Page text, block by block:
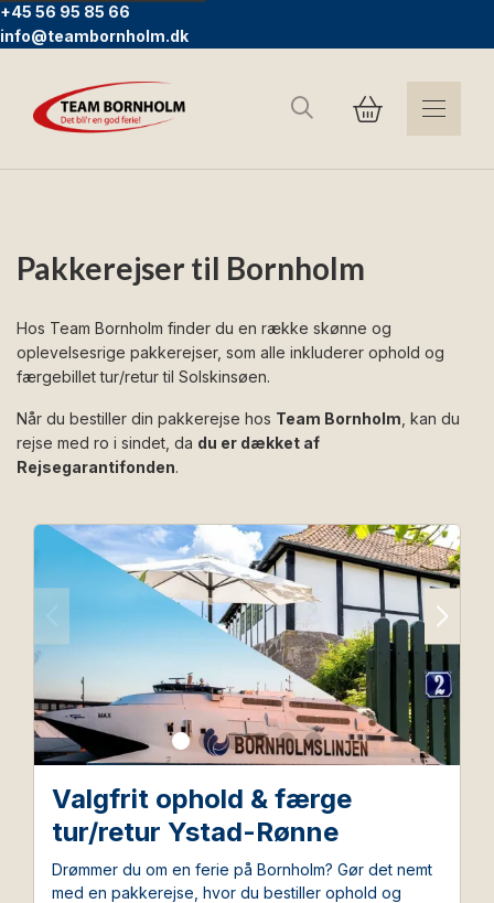
+45 56 95 85 66
info@teambornholm.dk
Søg
Pakkerejser til Bornholm
Hos Team Bornholm finder du en række skønne og
oplevelsesrige pakkerejser, som alle inkluderer ophold og
færgebillet tur/retur til Solskinsøen.
Når du bestiller din pakkerejse hos Team Bornholm , kan du
rejse med ro i sindet, da du er dækket af
Rejsegarantifonden.
Valgfrit ophold & færge
tur/retur Ystad-Rønne
Drømmer du om en ferie på Bornholm? Gør det nemt
med en pakkerejse, hvor du bestiller ophold og